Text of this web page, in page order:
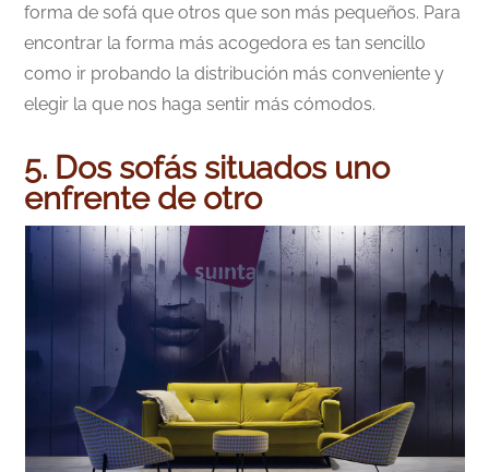
forma de sofá que otros que son más pequeños. Para
encontrar la forma más acogedora es tan sencillo
como ir probando la distribución más conveniente y
elegir la que nos haga sentir más cómodos.
5. Dos sofás situados uno
enfrente de otro